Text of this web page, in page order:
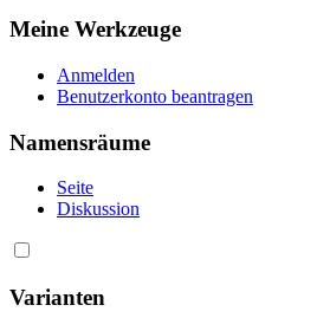
Meine Werkzeuge
Anmelden
Benutzerkonto beantragen
Namensräume
Seite
Diskussion
Varianten